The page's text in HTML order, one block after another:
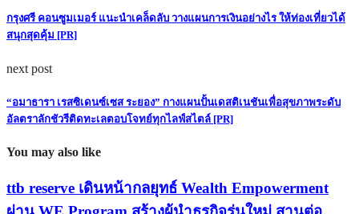
กรุงศรี คอนซูมเมอร์ แนะนำเคล็ดลับ วางแผนการเงินอย่างไร ให้ท่องเที่ยวได้
สนุกสุดคุ้ม [PR]
next post
“อมาธารา เรสซิเดนซ์เซส ระยอง” กางแผนปั้นเดสติเนชันเพื่อสุขภาพระดับ
อัลตราลักชัวรีติดทะเลตอบโจทย์ทุกไลฟ์สไตล์ [PR]
You may also like
ttb reserve เดินหน้ากลยุทธ์ Wealth Empowerment